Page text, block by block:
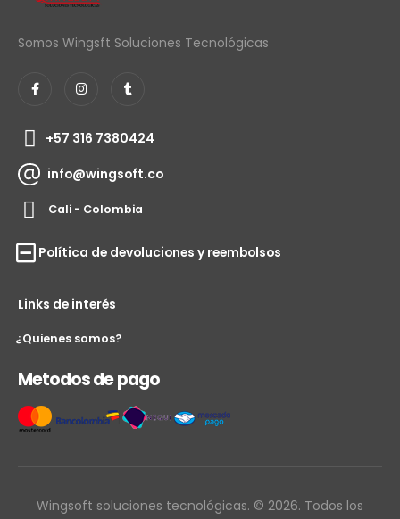
Somos Wingsft Soluciones Tecnológicas
+57 316 7380424
info@wingsoft.co
Cali - Colombia
Política de devoluciones y reembolsos
Links de interés
¿Quienes somos?
Metodos de pago
Wingsoft soluciones tecnológicas. © 2026. Todos los